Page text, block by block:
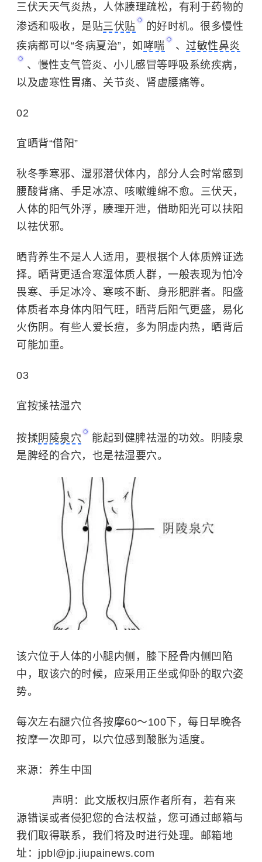
三伏天天气炎热，人体腠理疏松，有利于药物的
渗透和吸收，是贴三伏贴
的好时机。很多慢性
疾病都可以“冬病夏治”，如 哮喘 、 过敏性鼻炎
、 慢性支气管炎 、小儿感冒等呼吸系统疾病，
以及虚寒性胃痛、关节炎、肾虚腰痛等。
02
宜晒背“借阳”
秋冬季寒邪、湿邪潜伏体内，部分人会时常感到
腰酸背痛、手足冰凉、咳嗽缠绵不愈。三伏天，
人体的阳气外浮，腠理开泄，借助阳光可以扶阳
以祛伏邪。
晒背养生不是人人适用，要根据个人体质辨证选
择。晒背更适合寒湿体质人群，一般表现为怕冷
畏寒、手足冰冷、寒咳不断、身形肥胖者。阳盛
体质者本身体内阳气旺，晒背后阳气更盛，易化
火伤阴。有些人爱长痘，多为阴虚内热，晒背后
可能加重。
03
宜按揉祛湿穴
按揉 阴陵泉穴
能起到健脾祛湿的功效。阴陵泉
是脾经的合穴，也是祛湿要穴。
该穴位于人体的小腿内侧，膝下胫骨内侧凹陷
中，取该穴的时候，应采用正坐或仰卧的取穴姿
势。
每次左右腿穴位各按摩60～100下，每日早晚各
按摩一次即可，以穴位感到酸胀为适度。
来源：养生中国
声明：此文版权归原作者所有，若有来
源错误或者侵犯您的合法权益，您可通过邮箱与
我们取得联系，我们将及时进行处理。邮箱地
址：jpbl@jp.jiupainews.com